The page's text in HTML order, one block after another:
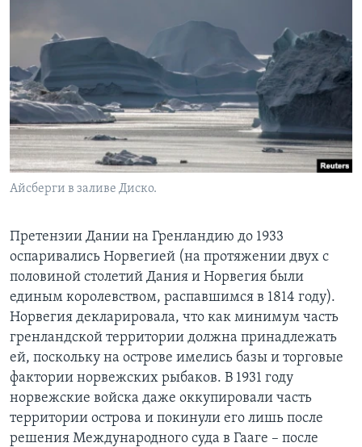
Айсберги в заливе Диско.
Претензии Дании на Гренландию до 1933
оспаривались Норвегией (на протяжении двух с
половиной столетий Дания и Норвегия были
единым королевством, распавшимся в 1814 году).
Норвегия декларировала, что как минимум часть
гренландской территории должна принадлежать
ей, поскольку на острове имелись базы и торговые
фактории норвежских рыбаков. В 1931 году
норвежские войска даже оккупировали часть
территории острова и покинули его лишь после
решения Международного суда в Гааге – после